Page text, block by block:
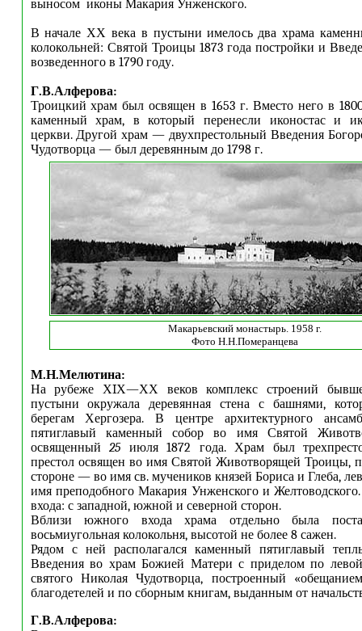
выносом иконы Макария Унженского.
В начале ХХ века в пустыни имелось два храма
колокольней: Святой Троицы 1873 года постройки и
возведенного в 1790 году.
Г.В.Алферова:
Троицкий храм был освящен в 1653 г. Вместо него в
каменный храм, в который перенесли иконостас и
церкви. Другой храм — двухпрестольный Введения
Чудотворца — был деревянным до 1798 г.
Макарьевский монастырь. 1958 г.
Фото Н.Н.Померанцева
М.Н.Мелютина:
На рубеже ХIХ—ХХ веков комплекс строений
пустыни окружала деревянная стена с башнями,
берегам Хергозера. В центре архитектурного
пятиглавый каменный собор во имя Святой
освященный 25 июля 1872 года. Храм был
престол освящен во имя Святой Животворящей Троицы,
стороне — во имя св. мучеников князей Бориса и Глеба,
имя преподобного Макария Унженского и
входа: с западной, южной и северной сторон.
Вблизи южного входа храма отдельно была
восьмиугольная колокольня, высотой не более 8 сажен.
Рядом с ней располагался каменный пятиглавый
Введения во храм Божией Матери с приделом по
святого Николая Чудотворца, построенный
благодетелей и по сборным книгам, выданным от
Г.В.Алферова: